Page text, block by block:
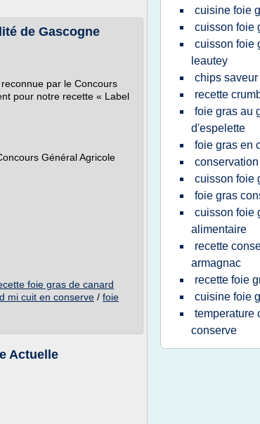
de Gascogne
par le Concours
pour notre recette « Label
Général Agricole
foie gras de canard
mi cuit en conserve / foie
Actuelle
cuisine foie
cuisson foie
cuisson foie
leautey
chips
recette
foie gras au
d'espelette
foie gras en
cuisson foie
foie gras
cuisson foie
alimentaire
recette
armagnac
recette foie
cuisine foie
temperature
conserve